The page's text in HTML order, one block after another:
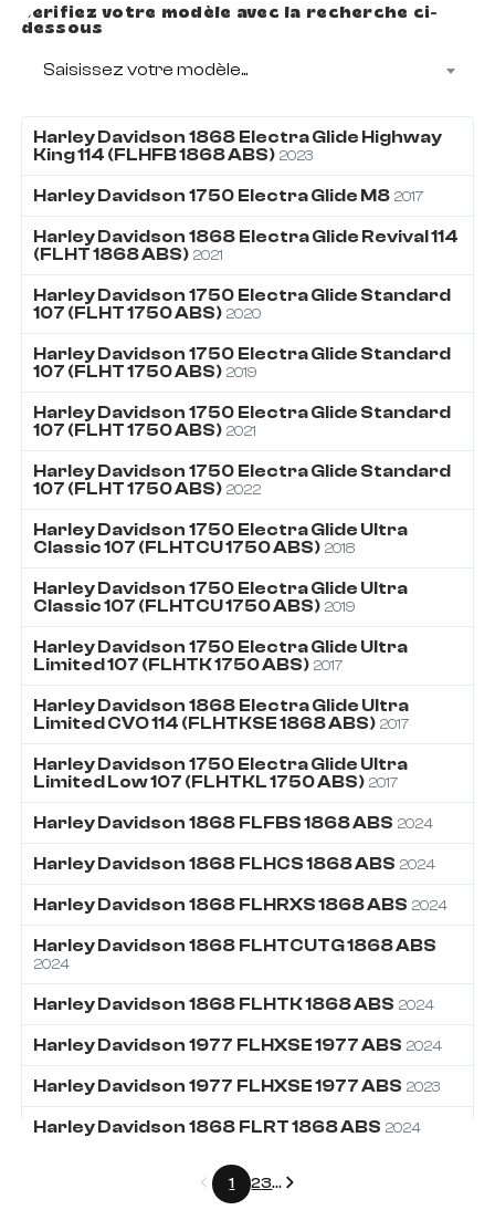
Vérifiez votre modèle avec la recherche ci-
dessous
Saisissez votre modèle...
Harley Davidson 1868 Electra Glide Highway
King 114 (FLHFB 1868 ABS) 2023
Harley Davidson 1750 Electra Glide M8 2017
Harley Davidson 1868 Electra Glide Revival 114
(FLHT 1868 ABS) 2021
Harley Davidson 1750 Electra Glide Standard
107 (FLHT 1750 ABS) 2020
Harley Davidson 1750 Electra Glide Standard
107 (FLHT 1750 ABS) 2019
Harley Davidson 1750 Electra Glide Standard
107 (FLHT 1750 ABS) 2021
Harley Davidson 1750 Electra Glide Standard
107 (FLHT 1750 ABS) 2022
Harley Davidson 1750 Electra Glide Ultra
Classic 107 (FLHTCU 1750 ABS) 2018
Harley Davidson 1750 Electra Glide Ultra
Classic 107 (FLHTCU 1750 ABS) 2019
Harley Davidson 1750 Electra Glide Ultra
Limited 107 (FLHTK 1750 ABS) 2017
Harley Davidson 1868 Electra Glide Ultra
Limited CVO 114 (FLHTKSE 1868 ABS) 2017
Harley Davidson 1750 Electra Glide Ultra
Limited Low 107 (FLHTKL 1750 ABS) 2017
Harley Davidson 1868 FLFBS 1868 ABS 2024
Harley Davidson 1868 FLHCS 1868 ABS 2024
Harley Davidson 1868 FLHRXS 1868 ABS 2024
Harley Davidson 1868 FLHTCUTG 1868 ABS
2024
Harley Davidson 1868 FLHTK 1868 ABS 2024
Harley Davidson 1977 FLHXSE 1977 ABS 2024
Harley Davidson 1977 FLHXSE 1977 ABS 2023
Harley Davidson 1868 FLRT 1868 ABS 2024
Précédent
1 23... Suivant